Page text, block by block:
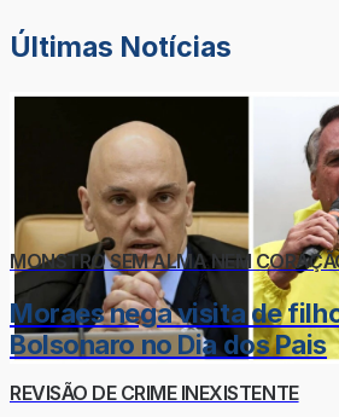
Últimas Notícias
MONSTRO SEM ALMA NEM
Moraes nega visita de
Bolsonaro no Dia dos Pais
REVISÃO DE CRIME INEXISTENTE